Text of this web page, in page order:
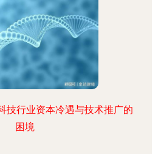
技行业资本冷遇与技术推广的
困境